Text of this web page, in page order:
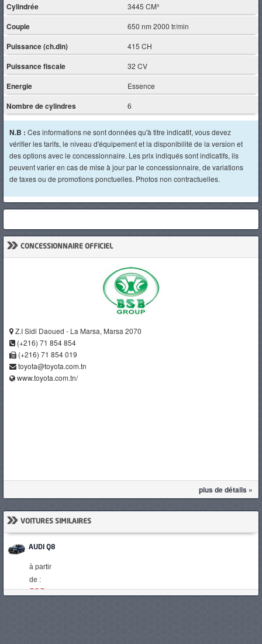
Cylindrée 3445 CM³
Couple 650 nm 2000 tr/min
Puissance (ch.din) 415 CH
Puissance fiscale 32 CV
Energie Essence
Nombre de cylindres 6
N.B : Ces informations ne sont données qu'à titre indicatif, vous devez
vérifier les tarifs, le niveau d'équipement et la disponibilité de la version et
des options avec le concessionnaire. Les prix indiqués sont indicatifs, ils
peuvent varier en cas de mise à jour par le concessionnaire, de variations
de taxes ou de promotions ponctuelles. Photos non contractuelles.
» CONCESSIONNAIRE OFFICIEL
Z.I Sidi Daoued - La Marsa, Marsa 2070
(+216) 71 854 854
(+216) 71 854 019
toyota@toyota.com.tn
www.toyota.com.tn/
plus de détails »
» VOITURES SIMILAIRES
AUDI Q8
à partir
de :